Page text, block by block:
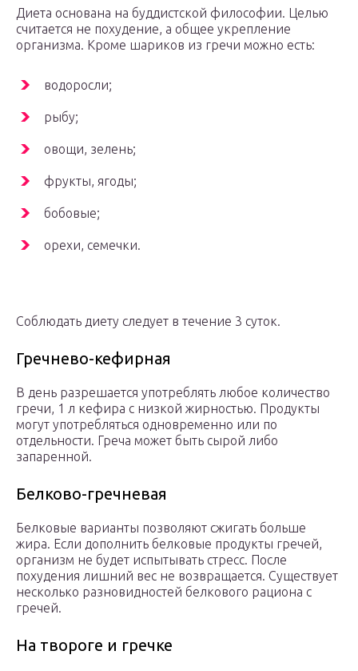
Диета основана на буддистской философии. Целью
считается не похудение, а общее укрепление
организма. Кроме шариков из гречи можно есть:
водоросли;
рыбу;
овощи, зелень;
фрукты, ягоды;
бобовые;
орехи, семечки.
Соблюдать диету следует в течение 3 суток.
Гречнево-кефирная
В день разрешается употреблять любое количество
гречи, 1 л кефира с низкой жирностью. Продукты
могут употребляться одновременно или по
отдельности. Греча может быть сырой либо
запаренной.
Белково-гречневая
Белковые варианты позволяют сжигать больше
жира. Если дополнить белковые продукты гречей,
организм не будет испытывать стресс. После
похудения лишний вес не возвращается. Существует
несколько разновидностей белкового рациона с
гречей.
На твороге и гречке